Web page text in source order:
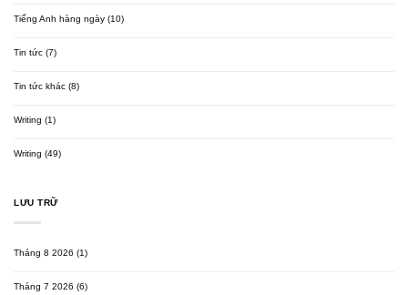
Tiếng Anh hàng ngày (10)
Tin tức (7)
Tin tức khác (8)
Writing (1)
Writing (49)
LƯU TRỮ
Tháng 8 2026 (1)
Tháng 7 2026 (6)